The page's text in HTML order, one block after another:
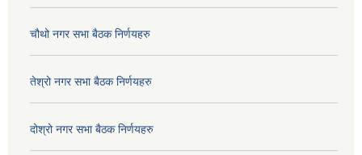
चौथो नगर सभा बैठक निर्णयहरु
तेश्रो नगर सभा बैठक निर्णयहरु
दोश्रो नगर सभा बैठक निर्णयहरु